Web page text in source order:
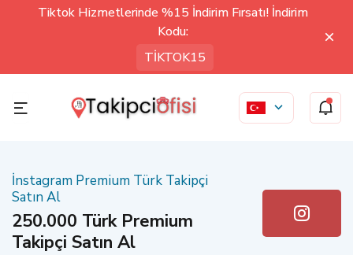
Tiktok Hizmetlerinde %15 İndirim Fırsatı! İndirim
Kodu:
TİKTOK15
İnstagram Premium Türk Takipçi
Satın Al
250.000 Türk Premium
Takipçi Satın Al